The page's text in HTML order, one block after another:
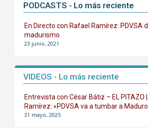
PODCASTS - Lo más reciente
En Directo con Rafael Ramírez: PDVSA
madurismo
23 junio, 2021
VIDEOS - Lo más reciente
Entrevista con César Bátiz – EL PITAZO
Ramírez: «PDVSA va a tumbar a
31 mayo, 2025